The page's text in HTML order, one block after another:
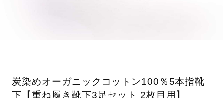
炭染めオーガニックコットン100％5本指靴
下【重ね履き靴下3足セット 2枚目用】